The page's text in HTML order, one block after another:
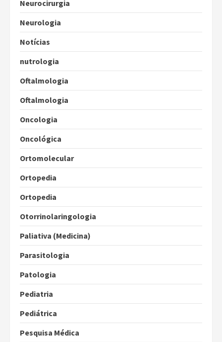
Neurocirurgia
Neurologia
Notícias
nutrologia
Oftalmologia
Oftalmologia
Oncologia
Oncológica
Ortomolecular
Ortopedia
Ortopedia
Otorrinolaringologia
Paliativa (Medicina)
Parasitologia
Patologia
Pediatria
Pediátrica
Pesquisa Médica